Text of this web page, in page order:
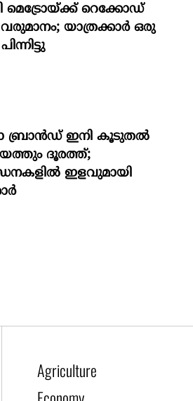
മെട്രോയ്ക്ക് റെക്കോഡ്
വരുമാനം; യാത്രക്കാർ ഒരു
ബ്രാൻഡ് ഇനി കൂടുതൽ
ദൂരത്ത്;
ഇളവുമായി
Agriculture